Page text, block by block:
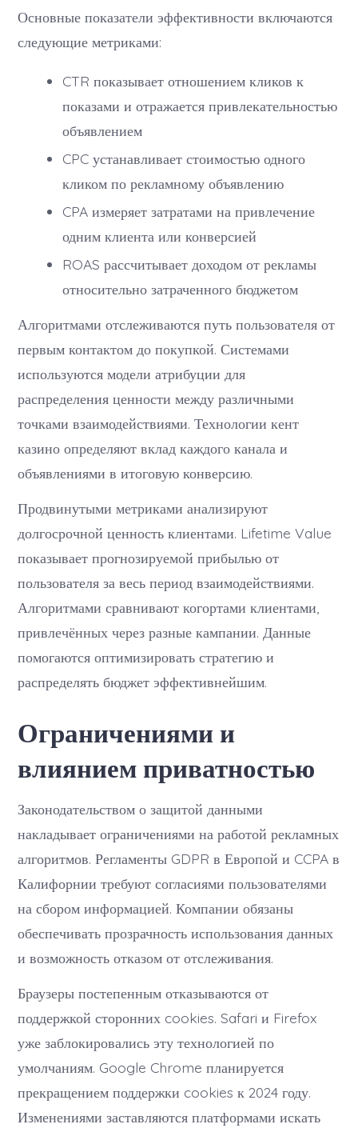
Основные показатели эффективности включаются
следующие метриками:
CTR показывает отношением кликов к
показами и отражается привлекательностью
объявлением
CPC устанавливает стоимостью одного
кликом по рекламному объявлению
CPA измеряет затратами на привлечение
одним клиента или конверсией
ROAS рассчитывает доходом от рекламы
относительно затраченного бюджетом
Алгоритмами отслеживаются путь пользователя от
первым контактом до покупкой. Системами
используются модели атрибуции для
распределения ценности между различными
точками взаимодействиями. Технологии кент
казино определяют вклад каждого канала и
объявлениями в итоговую конверсию.
Продвинутыми метриками анализируют
долгосрочной ценность клиентами. Lifetime Value
показывает прогнозируемой прибылью от
пользователя за весь период взаимодействиями.
Алгоритмами сравнивают когортами клиентами,
привлечённых через разные кампании. Данные
помогаются оптимизировать стратегию и
распределять бюджет эффективнейшим.
Ограничениями и
влиянием приватностью
Законодательством о защитой данными
накладывает ограничениями на работой рекламных
алгоритмов. Регламенты GDPR в Европой и CCPA в
Калифорнии требуют согласиями пользователями
на сбором информацией. Компании обязаны
обеспечивать прозрачность использования данных
и возможность отказом от отслеживания.
Браузеры постепенным отказываются от
поддержкой сторонних cookies. Safari и Firefox
уже заблокировались эту технологией по
умолчаниям. Google Chrome планируется
прекращением поддержки cookies к 2024 году.
Изменениями заставляются платформами искать